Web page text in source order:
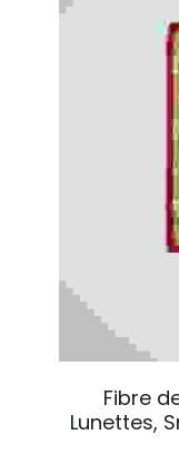
Fibre
Lunettes,